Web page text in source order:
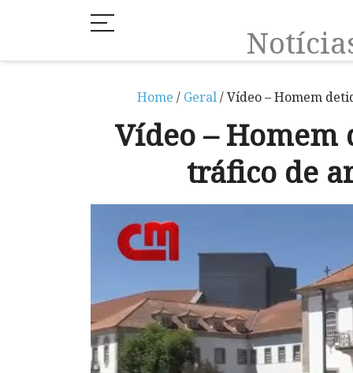
Home / Geral/ Vídeo – Homem
Vídeo – Homem
tráfico de